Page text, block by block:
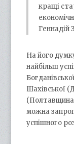
кращі
Геннадій
На його
найбільш
Шахівської
можна
успішного